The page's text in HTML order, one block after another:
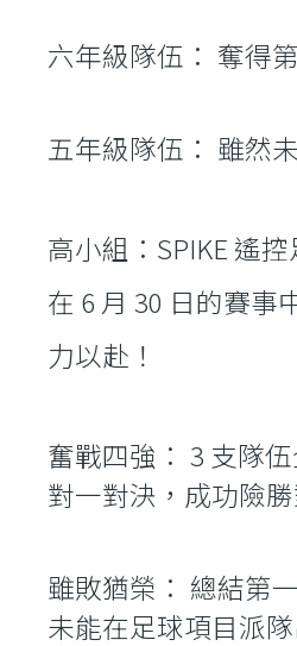
六年級隊伍： 奪得
五年級隊伍： 雖然
高小組：SPIKE 遙
在 6 月 30 日的賽
力以赴！
奮戰四強： 3 支隊
對一對決，成功險
雖敗猶榮： 總結第
未能在足球項目派